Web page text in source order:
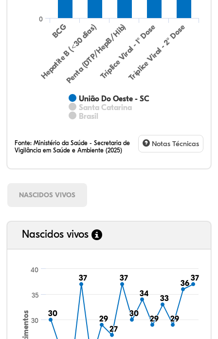
União Do Oeste - SC
Santa Catarina
Brasil
BCG
Hepatite B (<30 dias)
Penta (DTP/HepB/Hib)Tríplice Viral - 1° Dose
Tríplice Viral - 2° Dose
0
Fonte: Ministério da Saúde - Secretaria de
Vigilância em Saúde e Ambiente (2025)
Notas Técnicas
NASCIDOS VIVOS
Nascidos vivos
30
30
37
37
29
29
27
27
37
37
30
30
34
34
29
29
33
33
29
29
36
36
37
37
30
35
40